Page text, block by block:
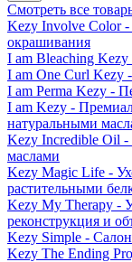
Смотреть все
Kezy Involve Color -
окрашивания
I am Bleaching Kezy
I am One Curl Kezy
I am Perma Kezy -
I am Kezy -
натуральными
Kezy Incredible Oil -
маслами
Kezy Magic Life -
растительными
Kezy My Therapy -
реконструкция и
Kezy Simple -
Kezy The Ending